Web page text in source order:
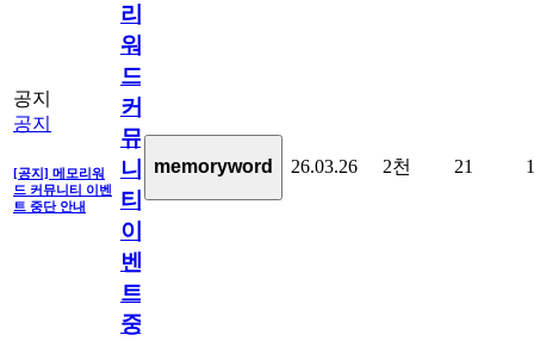
공지
공지
[공지] 메모리워
드 커뮤니티 이벤
트 중단 안내
리
워
드
커
뮤
니
티
이
벤
트
중
memoryword 26.03.26 2천 21 1